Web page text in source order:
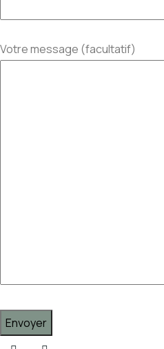
Votre message (facultatif)